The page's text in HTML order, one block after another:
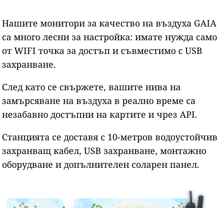
Нашите монитори за качество на въздуха GAIA
са много лесни за настройка: имате нужда само
от WIFI точка за достъп и съвместимо с USB
захранване.
След като се свържете, вашите нива на
замърсяване на въздуха в реално време са
незабавно достъпни на картите и чрез API.
Станцията се доставя с 10-метров водоустойчив
захранващ кабел, USB захранване, монтажно
оборудване и допълнителен соларен панел.